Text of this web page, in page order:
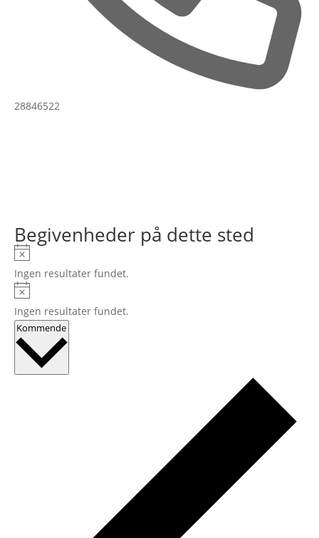
Tlf.
28846522
Begivenheder på dette sted
Notice
Ingen resultater fundet.
Notice
Ingen resultater fundet.
KommendeVælg